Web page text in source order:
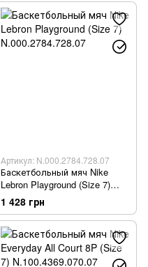
Артикул: N.000.2784.728.07
Баскетбольный мяч Nike
Lebron Playground (Size 7)
N.000.2784.728.07
1 428 грн